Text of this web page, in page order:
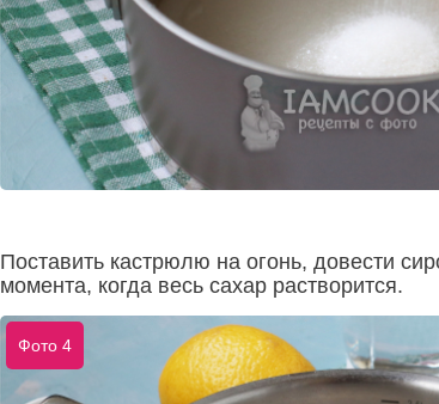
Поставить кастрюлю на огонь, довести
момента, когда весь сахар растворится.
Фото 4